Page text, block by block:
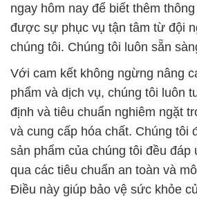
ngay hôm nay để biết thêm
được sự phục vụ tận tâm từ đội
chúng tôi. Chúng tôi luôn sẵn
Với cam kết không ngừng nâng
phẩm và dịch vụ, chúng tôi luôn
định và tiêu chuẩn nghiêm ngặt
và cung cấp hóa chất. Chúng tôi
sản phẩm của chúng tôi đều
qua các tiêu chuẩn an toàn và
Điều này giúp bảo vệ sức khỏe